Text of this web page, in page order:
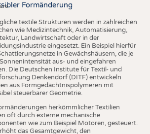
Formänderung
textile Strukturen werden in zahlreichen
wie Medizintechnik, Automatisierung,
Landwirtschaft oder in der
eingesetzt. Ein Beispiel hierfür
in Gewächshäusern, die je
aus- und eingefahren
Die Deutschen Institute für Textil- und
Denkendorf (DITF) entwickeln
aus Formgedächtnispolymeren mit
steuerbarer Geometrie.
herkömmlicher Textilien
oft durch externe mechanische
wie zum Beispiel Motoren, gesteuert.
das Gesamtgewicht, den